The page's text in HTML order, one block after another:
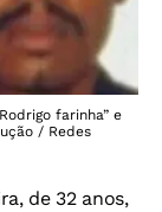
farinha” e
/ Redes
de 32 anos,